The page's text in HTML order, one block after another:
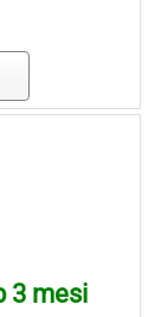
3 mesi